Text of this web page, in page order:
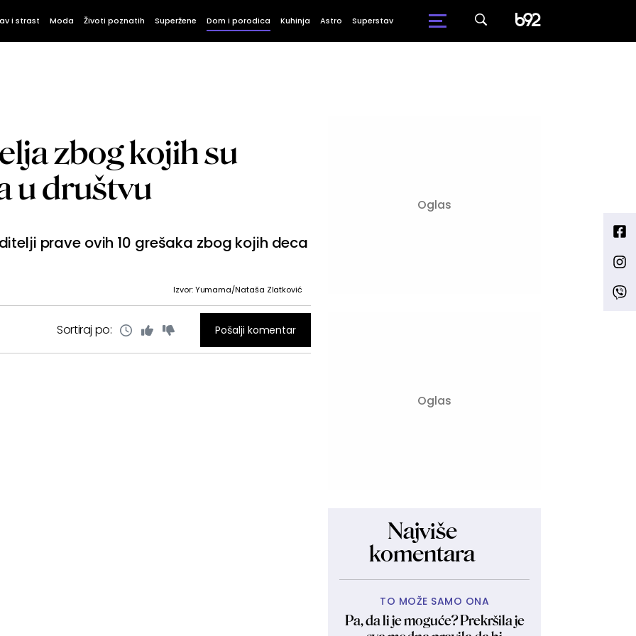
i strast Moda Životi poznatih Superžene Dom i porodica Kuhinja Astro Superstav
zbog kojih su
u društvu
prave ovih 10 grešaka zbog kojih deca
Izvor: Yumama/Nataša Zlatković
Sortiraj po: Pošalji komentar
Najviše
komentara
TO MOŽE SAMO ONA
Pa, da li je moguće? Prekršila je